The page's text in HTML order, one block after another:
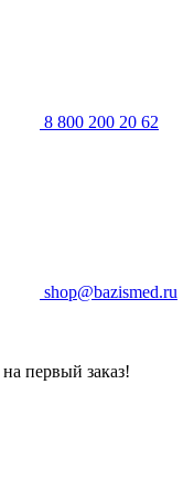
8 800 200 20 62
shop@bazismed.ru
первый заказ!